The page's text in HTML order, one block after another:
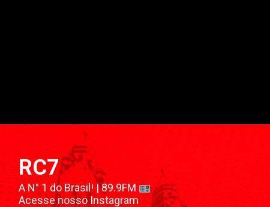
RC7
A N° 1 do Brasil! | 89.9FM
Acesse nosso Instagram